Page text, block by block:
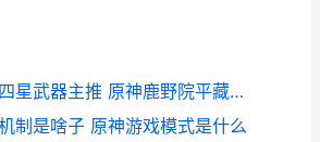
原神鹿野院平藏四星武器主推 原神鹿野院平藏邀约任务隐藏成就
制是啥子 原神游戏模式是什么